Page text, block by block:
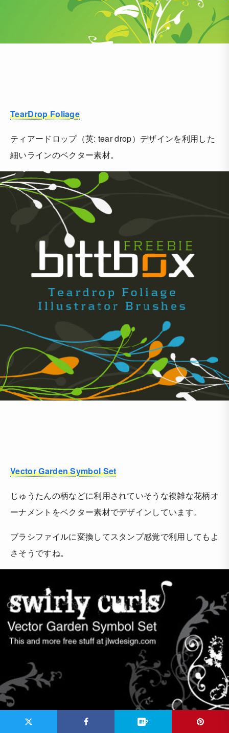
TearDrop Foliage
ティアードロップ（英: tear drop）デザインを利用した
細いラインのベクター素材。
Vector Garden Symbol Set
じゅうたんの柄などに利用されていそうな複雑な花柄オ
ーナメントをベクター素材でデザインしています。
ブラシファイルに変換してスタンプ感覚で利用してもよ
さそうですね。
2